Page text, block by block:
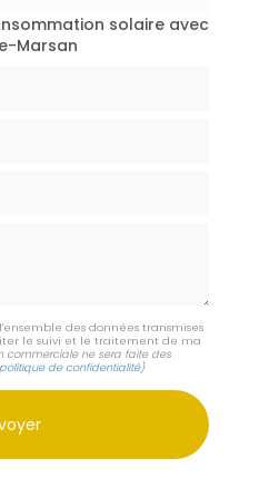
solaire avec
Marsan
des données transmises
le suivi et le traitement de ma
commerciale ne sera faite des
politique de confidentialité)